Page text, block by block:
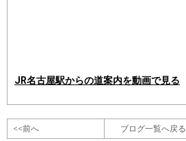
JR名古屋駅からの道案内を動画で見る
<<前へ ブログ一覧へ戻る